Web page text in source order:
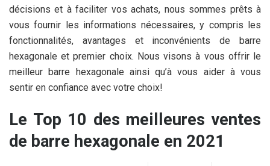
décisions et à faciliter vos achats, nous sommes prêts à
vous fournir les informations nécessaires, y compris les
fonctionnalités, avantages et inconvénients de barre
hexagonale et premier choix. Nous visons à vous offrir le
meilleur barre hexagonale ainsi qu’à vous aider à vous
sentir en confiance avec votre choix!
Le Top 10 des meilleures ventes
de barre hexagonale en 2021